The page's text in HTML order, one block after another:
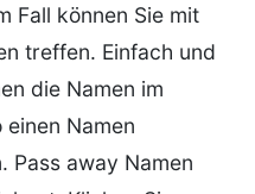
Fall können Sie mit
treffen. Einfach und
die Namen im
Namen
Pass away Namen